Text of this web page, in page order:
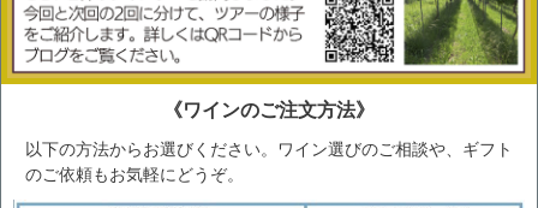
《ワインのご注文方法》
以下の方法からお選びください。ワイン選びのご相談や、ギフト
のご依頼もお気軽にどうぞ。